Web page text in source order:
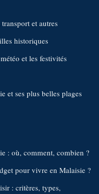
et autres
historiques
et les festivités
et ses plus belles plages
: où, comment, combien ?
pour vivre en Malaisie ?
: critères, types,